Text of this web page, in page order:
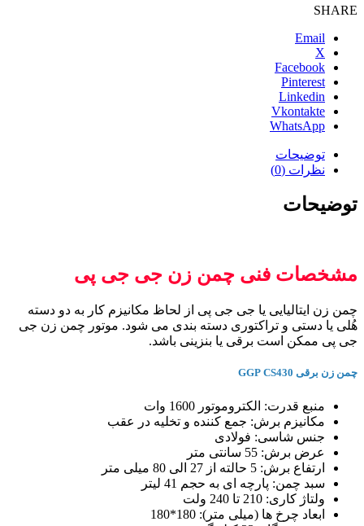
SHARE
Email
X
Facebook
Pinterest
Linkedin
Vkontakte
WhatsApp
توضیحات
نظرات (0)
توضیحات
مشخصات فنی چمن زن جی جی پی
چمن زن ایتالیایی یا جی جی پی از لحاظ مکانیزم کار به دو دسته
هُلی یا دستی و تراکتوری دسته بندی می شود. موتور چمن زن جی
جی پی ممکن است برقی یا بنزینی باشد.
چمن زن برقی GGP CS430
منبع قدرت: الکتروموتور 1600 وات
مکانیزم برش: جمع کننده و تخلیه در عقب
جنس شاسی: فولادی
عرض برش: 55 سانتی متر
ارتفاع برش: 5 حالته از 27 الی 80 میلی متر
سبد چمن: پارچه ای به حجم 41 لیتر
ولتاژ کاری: 210 تا 240 ولت
ابعاد چرخ ها (میلی متر): 180*180